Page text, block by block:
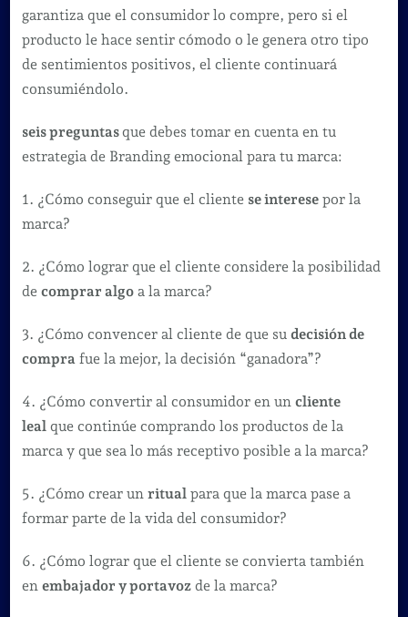
garantiza que el consumidor lo compre, pero si el
producto le hace sentir cómodo o le genera otro tipo
de sentimientos positivos, el cliente continuará
consumiéndolo.
seis preguntasque debes tomar en cuenta en tu
estrategia de Branding emocional para tu marca:
1. ¿Cómo conseguir que el cliente se interesepor la
marca?
2. ¿Cómo lograr que el cliente considere la posibilidad
de comprar algoa la marca?
3. ¿Cómo convencer al cliente de que su decisión de
comprafue la mejor, la decisión “ganadora”?
4. ¿Cómo convertir al consumidor en un cliente
lealque continúe comprando los productos de la
marca y que sea lo más receptivo posible a la marca?
5. ¿Cómo crear un ritualpara que la marca pase a
formar parte de la vida del consumidor?
6. ¿Cómo lograr que el cliente se convierta también
en embajador y portavozde la marca?